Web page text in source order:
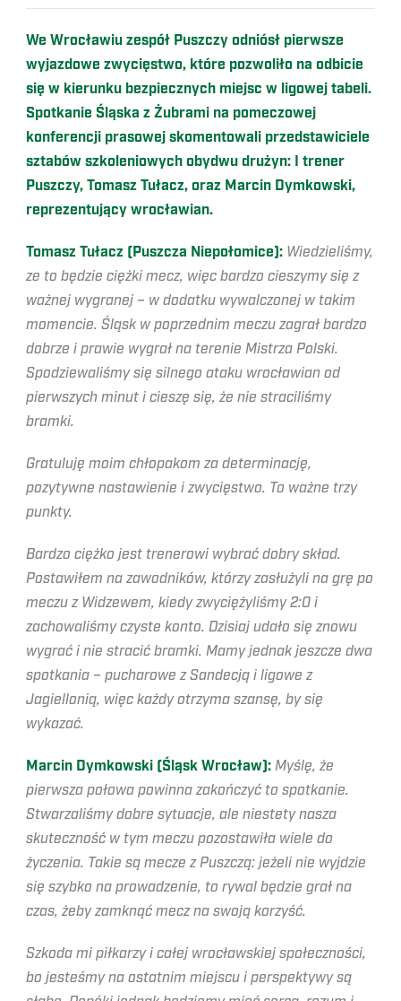
We Wrocławiu zespół Puszczy odniósł pierwsze
wyjazdowe zwycięstwo, które pozwoliło na odbicie
się w kierunku bezpiecznych miejsc w ligowej tabeli.
Spotkanie Śląska z Żubrami na pomeczowej
konferencji prasowej skomentowali przedstawiciele
sztabów szkoleniowych obydwu drużyn: I trener
Puszczy, Tomasz Tułacz, oraz Marcin Dymkowski,
reprezentujący wrocławian.
Tomasz Tułacz (Puszcza Niepołomice): Wiedzieliśmy,
ze to będzie ciężki mecz, więc bardzo cieszymy się z
ważnej wygranej – w dodatku wywalczonej w takim
momencie. Śląsk w poprzednim meczu zagrał bardzo
dobrze i prawie wygrał na terenie Mistrza Polski.
Spodziewaliśmy się silnego ataku wrocławian od
pierwszych minut i cieszę się, że nie straciliśmy
bramki.
Gratuluję moim chłopakom za determinację,
pozytywne nastawienie i zwycięstwo. To ważne trzy
punkty.
Bardzo ciężko jest trenerowi wybrać dobry skład.
Postawiłem na zawodników, którzy zasłużyli na grę po
meczu z Widzewem, kiedy zwyciężyliśmy 2:0 i
zachowaliśmy czyste konto. Dzisiaj udało się znowu
wygrać i nie stracić bramki. Mamy jednak jeszcze dwa
spotkania – pucharowe z Sandecją i ligowe z
Jagiellonią, więc każdy otrzyma szansę, by się
wykazać.
Marcin Dymkowski (Śląsk Wrocław): Myślę, że
pierwsza połowa powinna zakończyć to spotkanie.
Stwarzaliśmy dobre sytuacje, ale niestety nasza
skuteczność w tym meczu pozostawiła wiele do
życzenia. Takie są mecze z Puszczą: jeżeli nie wyjdzie
się szybko na prowadzenie, to rywal będzie grał na
czas, żeby zamknąć mecz na swoją korzyść.
Szkoda mi piłkarzy i całej wrocławskiej społeczności,
bo jesteśmy na ostatnim miejscu i perspektywy są